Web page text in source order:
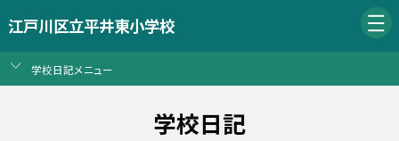
江戸川区立平井東小学校
学校日記メニュー
学校日記